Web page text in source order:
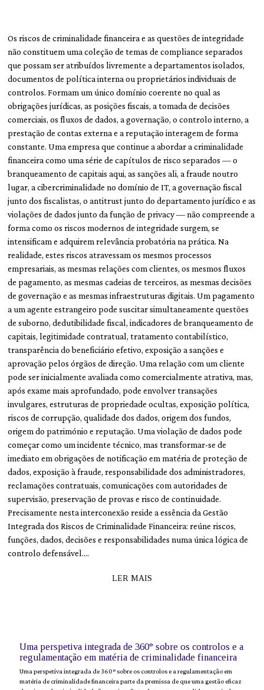
Os riscos de criminalidade financeira e as questões de integridade
não constituem uma coleção de temas de compliance separados
que possam ser atribuídos livremente a departamentos isolados,
documentos de política interna ou proprietários individuais de
controlos. Formam um único domínio coerente no qual as
obrigações jurídicas, as posições fiscais, a tomada de decisões
comerciais, os fluxos de dados, a governação, o controlo interno, a
prestação de contas externa e a reputação interagem de forma
constante. Uma empresa que continue a abordar a criminalidade
financeira como uma série de capítulos de risco separados — o
branqueamento de capitais aqui, as sanções ali, a fraude noutro
lugar, a cibercriminalidade no domínio de IT, a governação fiscal
junto dos fiscalistas, o antitrust junto do departamento jurídico e as
violações de dados junto da função de privacy — não compreende a
forma como os riscos modernos de integridade surgem, se
intensificam e adquirem relevância probatória na prática. Na
realidade, estes riscos atravessam os mesmos processos
empresariais, as mesmas relações com clientes, os mesmos fluxos
de pagamento, as mesmas cadeias de terceiros, as mesmas decisões
de governação e as mesmas infraestruturas digitais. Um pagamento
a um agente estrangeiro pode suscitar simultaneamente questões
de suborno, dedutibilidade fiscal, indicadores de branqueamento de
capitais, legitimidade contratual, tratamento contabilístico,
transparência do beneficiário efetivo, exposição a sanções e
aprovação pelos órgãos de direção. Uma relação com um cliente
pode ser inicialmente avaliada como comercialmente atrativa, mas,
após exame mais aprofundado, pode envolver transações
invulgares, estruturas de propriedade ocultas, exposição política,
riscos de corrupção, qualidade dos dados, origem dos fundos,
origem do património e reputação. Uma violação de dados pode
começar como um incidente técnico, mas transformar-se de
imediato em obrigações de notificação em matéria de proteção de
dados, exposição à fraude, responsabilidade dos administradores,
reclamações contratuais, comunicações com autoridades de
supervisão, preservação de provas e risco de continuidade.
Precisamente nesta interconexão reside a essência da Gestão
Integrada dos Riscos de Criminalidade Financeira: reúne riscos,
funções, dados, decisões e responsabilidades numa única lógica de
controlo defensável.…
LER MAIS
Uma perspetiva integrada de 360° sobre os controlos e a
regulamentação em matéria de criminalidade financeira
Uma perspetiva integrada de 360° sobre os controlos e a regulamentação em
matéria de criminalidade financeira parte da premissa de que uma gestão eficaz